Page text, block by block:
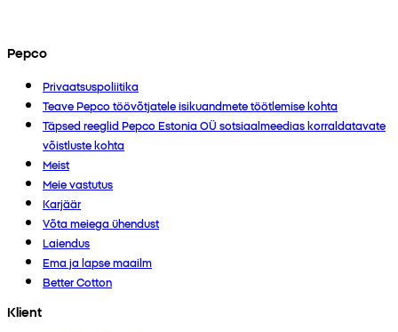
Pepco
Privaatsuspoliitika
Teave Pepco töövõtjatele isikuandmete töötlemise kohta
Täpsed reeglid Pepco Estonia OÜ sotsiaalmeedias korraldatavate
võistluste kohta
Meist
Meie vastutus
Karjäär
Võta meiega ühendust
Laiendus
Ema ja lapse maailm
Better Cotton
Klient